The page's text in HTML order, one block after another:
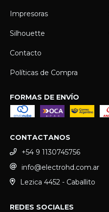
Impresoras
Silhouette
Contacto
Políticas de Compra
FORMAS DE ENVÍO
CONTACTANOS
+54 9 1130745756
info@electrohd.com.ar
Lezica 4452 - Caballito
REDES SOCIALES